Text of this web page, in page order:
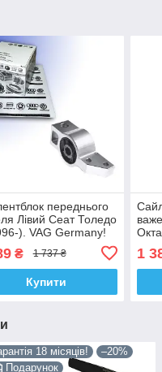
переднього
Лівий Сеат Толедо
). VAG Germany!
₴ 1 737 ₴
Купити
,1
18 місяців!
–20%
Подарунок